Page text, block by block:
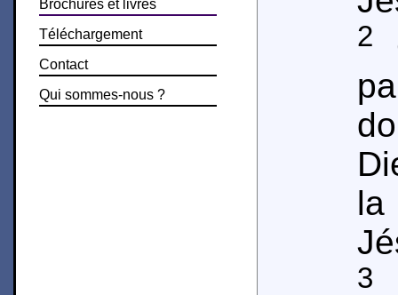
Brochures et livres
Téléchargement
Contact
Qui sommes-nous ?
2
3